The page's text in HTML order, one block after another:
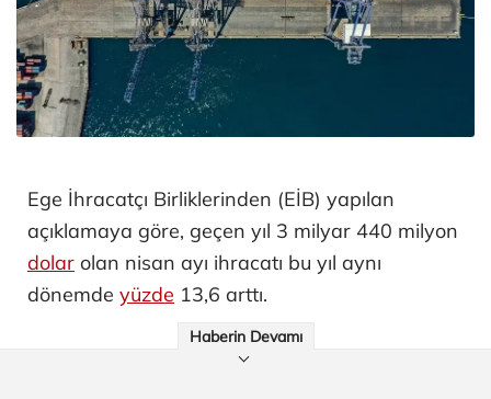
Ege İhracatçı Birliklerinden (EİB) yapılan
açıklamaya göre, geçen yıl 3 milyar 440 milyon
dolar olan nisan ayı ihracatı bu yıl aynı
dönemde yüzde 13,6 arttı.
Haberin Devamı